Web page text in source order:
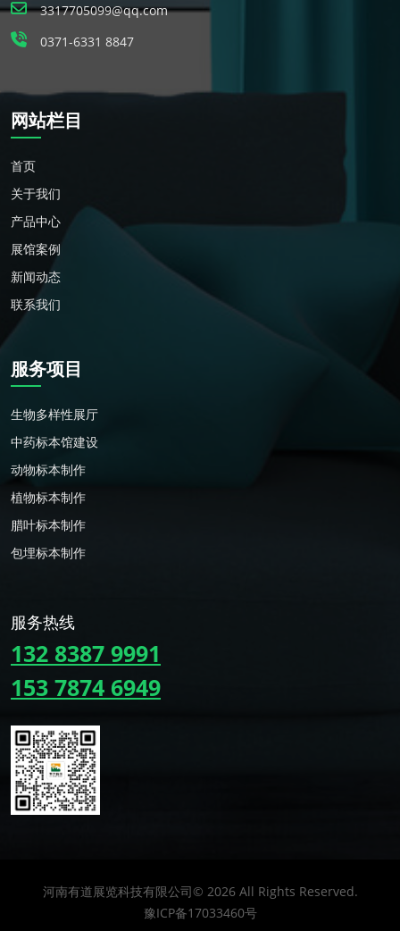
3317705099@qq.com
0371-6331 8847
网站栏目
首页
关于我们
产品中心
展馆案例
新闻动态
联系我们
服务项目
生物多样性展厅
中药标本馆建设
动物标本制作
植物标本制作
腊叶标本制作
包埋标本制作
服务热线
132 8387 9991
153 7874 6949
河南有道展览科技有限公司© 2026All Rights Reserved.
豫ICP备17033460号